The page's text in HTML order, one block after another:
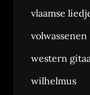
vlaamse
volwassenen
western
wilhelmus